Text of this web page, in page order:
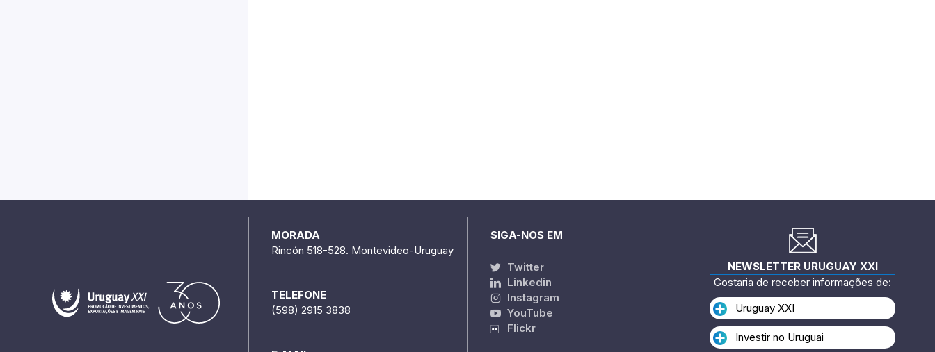
MORADA
Rincón 518-528. Montevideo-Uruguay
TELEFONE
(598) 2915 3838
SIGA-NOS EM
Twitter
Linkedin
Instagram
YouTube
Flickr
NEWSLETTER URUGUAY XXI
Gostaria de receber informações de:
Uruguay XXI
Investir no Uruguai